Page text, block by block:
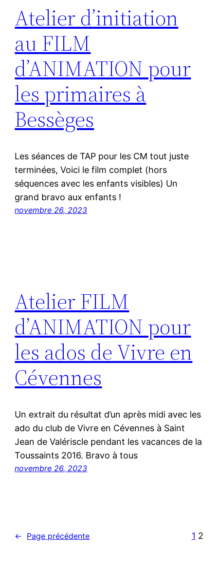
Atelier d’initiation
au FILM
d’ANIMATION pour
les primaires à
Bessèges
Les séances de TAP pour les CM tout juste
terminées, Voici le film complet (hors
séquences avec les enfants visibles) Un
grand bravo aux enfants !
novembre 26, 2023
Atelier FILM
d’ANIMATION pour
les ados de Vivre en
Cévennes
Un extrait du résultat d’un après midi avec les
ado du club de Vivre en Cévennes à Saint
Jean de Valériscle pendant les vacances de la
Toussaints 2016. Bravo à tous
novembre 26, 2023
← Page précédente 1 2